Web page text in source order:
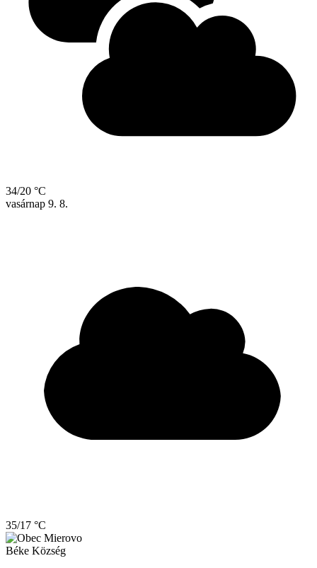
34/20 °C
vasárnap 9. 8.
35/17 °C
Béke Község